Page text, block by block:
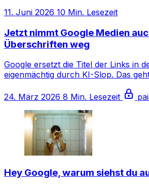
11. Juni 2026 10 Min. Lesezeit
Jetzt nimmt Google Medien
Überschriften weg
Google ersetzt die Titel der Links in
eigenmächtig durch KI-Slop. Das
24. März 2026 8 Min. Lesezeit
Hey Google, warum siehst du